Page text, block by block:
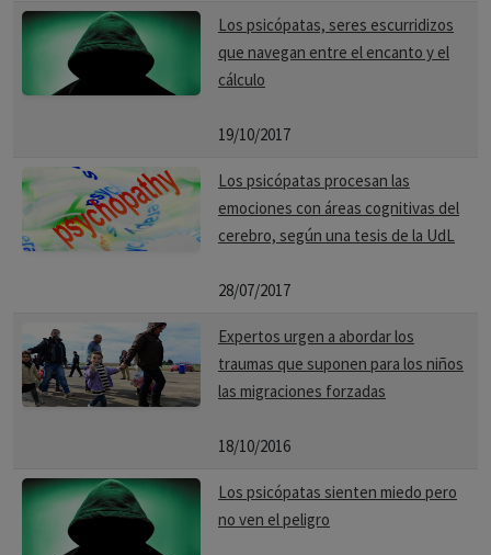
Los psicópatas, seres escurridizos
que navegan entre el encanto y el
cálculo
19/10/2017
Los psicópatas procesan las
emociones con áreas cognitivas del
cerebro, según una tesis de la UdL
28/07/2017
Expertos urgen a abordar los
traumas que suponen para los niños
las migraciones forzadas
18/10/2016
Los psicópatas sienten miedo pero
no ven el peligro